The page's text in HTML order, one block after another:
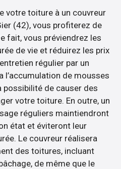
votre toiture à un couvreur
(42), vous profiterez de
fait, vous préviendrez les
de vie et réduirez les prix
régulier par un
l’accumulation de mousses
possibilité de causer des
votre toiture. En outre, un
réguliers maintiendront
état et éviteront leur
Le couvreur réalisera
des toitures, incluant
de même que le